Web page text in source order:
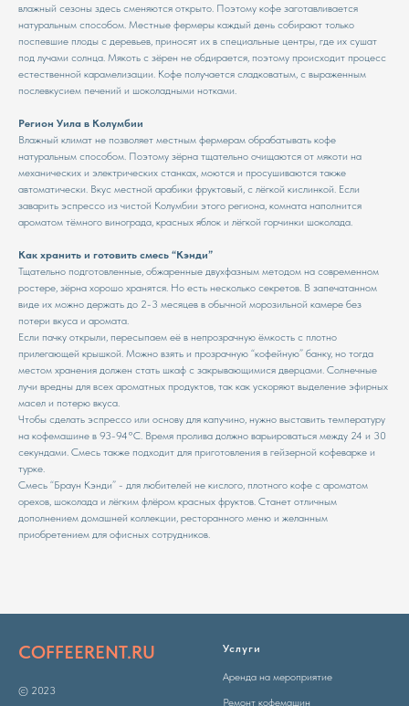
влажный сезоны здесь сменяются открыто. Поэтому кофе заготавливается
натуральным способом. Местные фермеры каждый день собирают только
поспевшие плоды с деревьев, приносят их в специальные центры, где их сушат
под лучами солнца. Мякоть с зёрен не обдирается, поэтому происходит процесс
естественной карамелизации. Кофе получается сладковатым, с выраженным
послевкусием печений и шоколадными нотками.
Регион Уила в Колумбии
Влажный климат не позволяет местным фермерам обрабатывать кофе
натуральным способом. Поэтому зёрна тщательно очищаются от мякоти на
механических и электрических станках, моются и просушиваются также
автоматически. Вкус местной арабики фруктовый, с лёгкой кислинкой. Если
заварить эспрессо из чистой Колумбии этого региона, комната наполнится
ароматом тёмного винограда, красных яблок и лёгкой горчинки шоколада.
Как хранить и готовить смесь “Кэнди”
Тщательно подготовленные, обжаренные двухфазным методом на современном
ростере, зёрна хорошо хранятся. Но есть несколько секретов. В запечатанном
виде их можно держать до 2-3 месяцев в обычной морозильной камере без
потери вкуса и аромата.
Если пачку открыли, пересыпаем её в непрозрачную ёмкость с плотно
прилегающей крышкой. Можно взять и прозрачную “кофейную” банку, но тогда
местом хранения должен стать шкаф с закрывающимися дверцами. Солнечные
лучи вредны для всех ароматных продуктов, так как ускоряют выделение эфирных
масел и потерю вкуса.
Чтобы сделать эспрессо или основу для капучино, нужно выставить температуру
на кофемашине в 93-94°С. Время пролива должно варьироваться между 24 и 30
секундами. Смесь также подходит для приготовления в гейзерной кофеварке и
турке.
Смесь “Браун Кэнди” - для любителей не кислого, плотного кофе с ароматом
орехов, шоколада и лёгким флёром красных фруктов. Станет отличным
дополнением домашней коллекции, ресторанного меню и желанным
приобретением для офисных сотрудников.
COFFEERENT.RU
© 2023
Услуги
Аренда на мероприятие
Ремонт кофемашин